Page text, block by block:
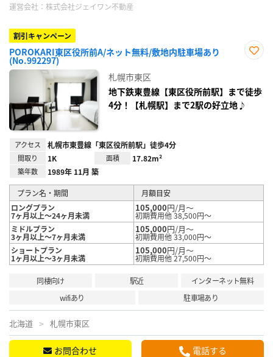
運営会社： 株式会社ジェイワン不動産
割引キャンペーン
POROKARI東区役所前A/ネット無料/敷地内駐車場あり
(No.992297)
録
札幌市東区
地下鉄東豊線【東区役所前駅】まで徒歩
4分！【札幌駅】まで2駅の好立地♪
アクセス 札幌市東豊線「東区役所前駅」徒歩4分
間取り 1K 面積 17.82m²
築年数 1989年 11月 築
プラン名・期間
月額目安
ロングプラン
7ヶ月以上～24ヶ月未満
105,000円/月～
初期費用他 38,500円～
ミドルプラン
3ヶ月以上～7ヶ月未満
105,000円/月～
初期費用他 33,000円～
ショートプラン
1ヶ月以上～3ヶ月未満
105,000円/月～
初期費用他 27,500円～
同棲向け 駅近
インターネット無料
wifiあり
駐車場あり
北海道 札幌市東区
お問合わせ 電話する